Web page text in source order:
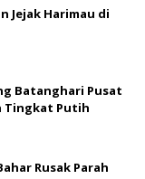
Jejak Harimau di
Batanghari Pusat
Tingkat Putih
Rusak Parah